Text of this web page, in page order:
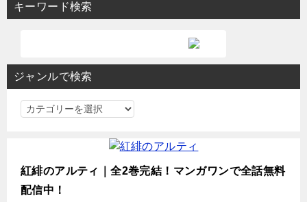
キーワード検索
ジャンルで検索
ジ
で
検
紅緋のアルティ｜全2巻完結！マンガワンで全話無料
配信中！